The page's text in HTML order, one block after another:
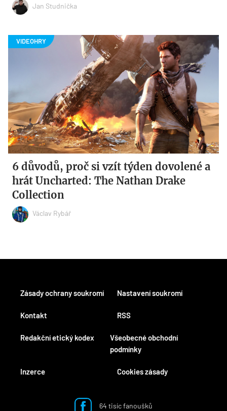
Jan Studnička
6 důvodů, proč si vzít týden dovolené a
hrát Uncharted: The Nathan Drake
Collection
Václav Rybář
Kontakt
Redakční etický kodex
Inzerce
RSS
Všeobecné obchodní
podmínky
Cookies zásady
Zásady ochrany soukromí Nastavení soukromí
64 tisíc fanoušků